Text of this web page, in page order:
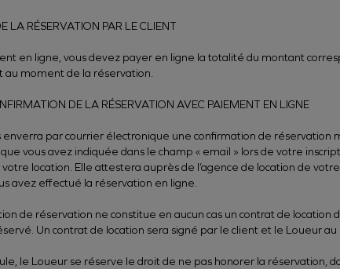
LA RÉSERVATION PAR LE CLIENT
en ligne, vous devez payer en ligne la totalité du montant
au moment de la réservation.
DE LA RÉSERVATION AVEC PAIEMENT EN LIGNE
enverra par courrier électronique une confirmation de
que vous avez indiquée dans le champ « email » lors de votre
location. Elle attestera auprès de l’agence de location de
avez effectué la réservation en ligne.
de réservation ne constitue en aucun cas un contrat de
Un contrat de location sera signé par le client et le Loueur
le Loueur se réserve le droit de ne pas honorer la réservation,